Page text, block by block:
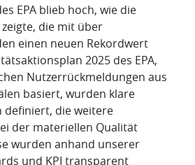
EPA blieb hoch, wie die
die mit über
einen neuen Rekordwert
2025 des EPA,
Nutzerrückmeldungen aus
basiert, wurden klare
definiert, die weitere
der materiellen Qualität
wurden anhand unserer
und KPI transparent